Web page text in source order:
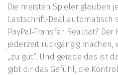
Die meisten Spieler glauben
Lastschrift‑Deal automatisch
PayPal‑Transfer. Realität?
jederzeit rückgängig
„zu gut“. Und gerade das ist
gibt dir das Gefühl, die